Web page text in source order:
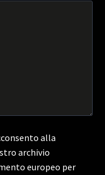
alla
archivio
europeo per